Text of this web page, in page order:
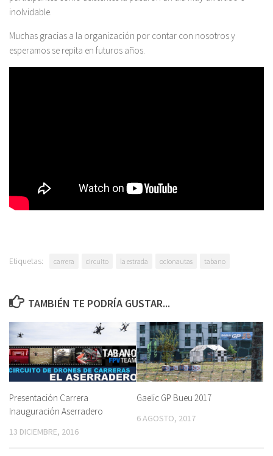
inolvidable.
Muchas gracias a la organización por contar con nosotros y
esperamos se repita en futuros años.
Etiquetas: carrera circuito la estrada ocionautas tabano
TAMBIÉN TE PODRÍA GUSTAR...
Presentación Carrera
Inauguración Aserradero
13 DICIEMBRE, 2016
Gaelic GP Bueu 2017
6 AGOSTO, 2017